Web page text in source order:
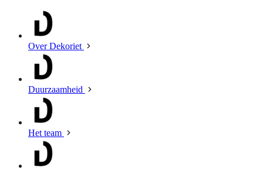
Over Dekoriet
Duurzaamheid
Het team